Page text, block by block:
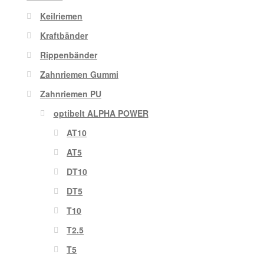
Keilriemen
Kraftbänder
Rippenbänder
Zahnriemen Gummi
Zahnriemen PU
optibelt ALPHA POWER
AT10
AT5
DT10
DT5
T10
T2.5
T5